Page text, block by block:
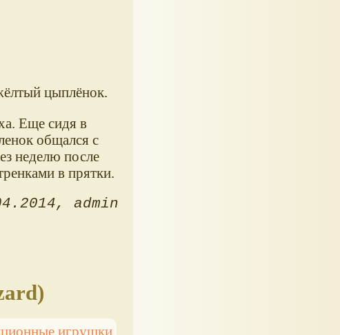
цыплёнок.
Еще сидя в
общался с
неделю после
в прятки.
admin
игрушки